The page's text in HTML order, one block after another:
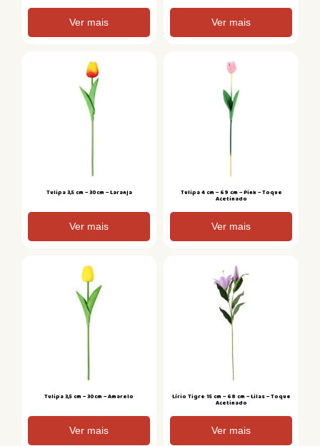
Ver mais Ver mais
Tulipa 3,5 cm – 30cm – Laranja
Ver mais
Tulipa 4 cm – 69 cm – Pink – Toque
Acetinado
Ver mais
Tulipa 3,5 cm – 30cm – Amarelo
Ver mais
Lírio Tigre 15 cm – 68 cm – Lilas – Toque
Acetinado
Ver mais